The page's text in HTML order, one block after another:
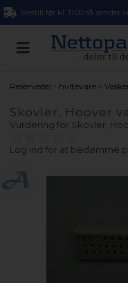
Bestill før kl. 17.00 så sender
Reservedel - hvitevare »
Skovler, Hoover
Vurdering for Skovler,
Log ind for at bedømme